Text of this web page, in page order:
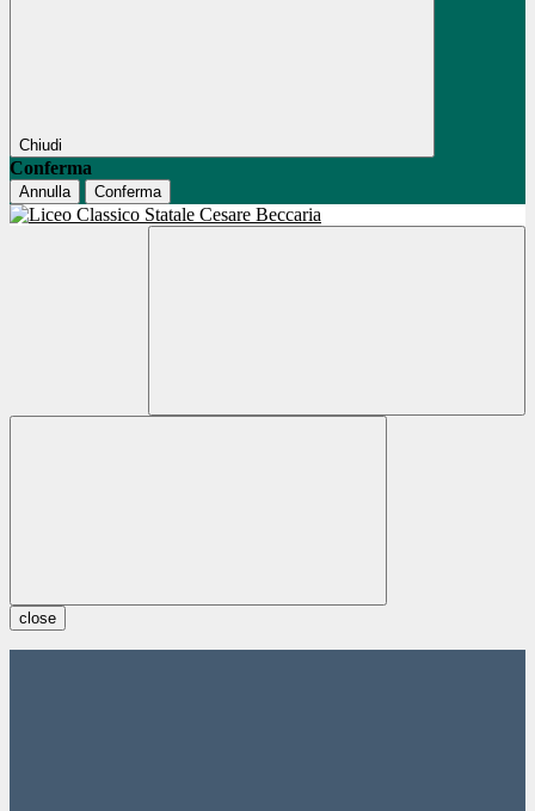
Chiudi
Conferma
Annulla Conferma
close